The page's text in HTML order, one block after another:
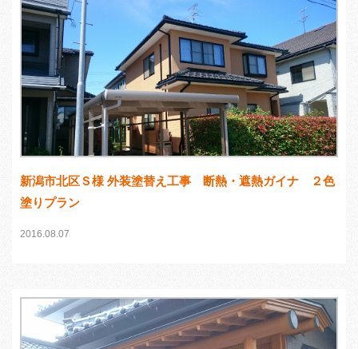
新潟市北区Ｓ様 外装塗替え工事 断熱・遮熱ガイナ ２色
塗りプラン
2016.08.07